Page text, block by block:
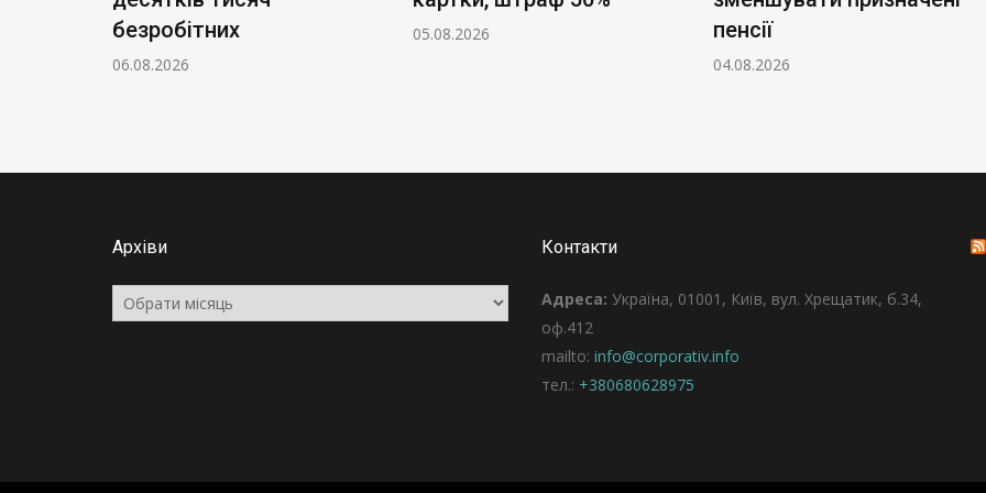
безробітних
06.08.2026
05.08.2026
пенсії
04.08.2026
Архіви
Архіви
Контакти
Адреса: Україна, 01001, Київ, вул. Хрещатик, б.34,
оф.412
mailto: info@corporativ.info
тел.: +380680628975